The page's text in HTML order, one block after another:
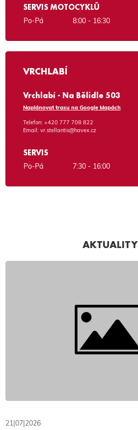
SERVIS MOTOCYKLŮ
Po-Pá 8:00 - 16:30
VRCHLABÍ
Vrchlabí - Na Bělidle 503
Naplánovat trasu na Google Mapách
Telefon: +420 777 708 822
Email: vr.stellantis@havex.cz
SERVIS
Po-Pá 7:30 - 16:00
AKTUALITY
21|07|2026